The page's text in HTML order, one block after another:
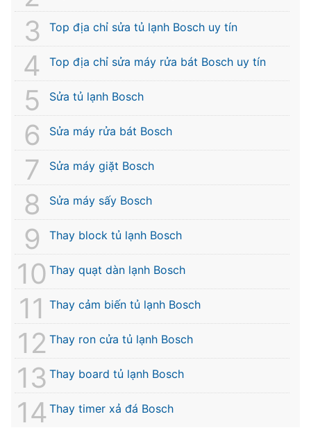
Top địa chỉ sửa tủ lạnh Bosch uy tín
Top địa chỉ sửa máy rửa bát Bosch uy tín
Sửa tủ lạnh Bosch
Sửa máy rửa bát Bosch
Sửa máy giặt Bosch
Sửa máy sấy Bosch
Thay block tủ lạnh Bosch
Thay quạt dàn lạnh Bosch
Thay cảm biến tủ lạnh Bosch
Thay ron cửa tủ lạnh Bosch
Thay board tủ lạnh Bosch
Thay timer xả đá Bosch